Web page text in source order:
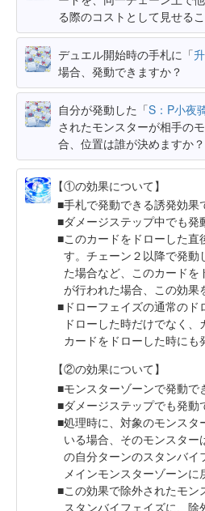
る際のコストとして見せる
デュエル開始時の手札に「
場合、発動できますか？
自分が発動した「S：P小夜
されたモンスターが相手の
合、位置は誰が決めますか？
【①の効果について】
手札で発動できる誘発効果
ダメージステップ中でも発
このカードをドローした
す。チェーン２以降で発動
た場合など、このカード
が行われた場合、この効果
ドローフェイズの通常の
ドローした時だけでなく
カードをドローした時にも
【②の効果について】
モンスターゾーンで発動で
ダメージステップでも発動
処理時に、対象のモンスタ
いる場合、そのモンスタ
の自分ターンのスタンバ
メインモンスターゾーンに
この効果で除外されたモ
スタンバイフェイズに、除